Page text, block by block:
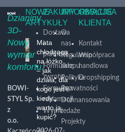
Dzianiny
3D-
Nowy
wymiar
komfortu.
BOWI-
STYL Sp.
z
o.o.
NOWE
ARTYKUŁY
Mata
chłodząca
na łóżko
– jak
działa, dla
kogo jest i
kiedy
warto ją
kupić?
ZAKUPY
Dostawa
i
płatność
Formularz
zwrotu
Formularz
reklamacji
Wyprzedaże
INFORMACJE
O
nas
Regulamin
sklepu
Polityka
Prywatności
Dofinansowania
i
Projekty
OBSŁUGA
KLIENTA
Kontakt
Współpraca
handlowa
Dropshipping